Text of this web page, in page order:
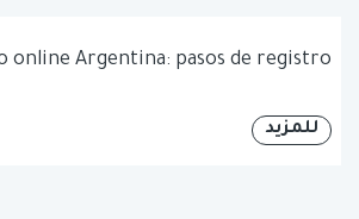
online Argentina: pasos de registro
للمزيد